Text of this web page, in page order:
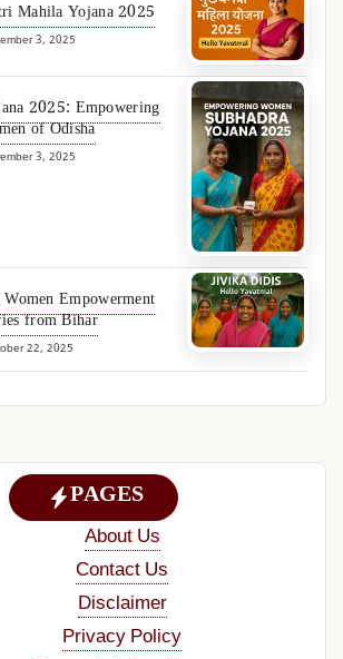
Mahila Yojana 2025
3, 2025
2025: Empowering
of Odisha
3, 2025
Empowerment
from Bihar
22, 2025
PAGES
About Us
Contact Us
Disclaimer
Privacy Policy